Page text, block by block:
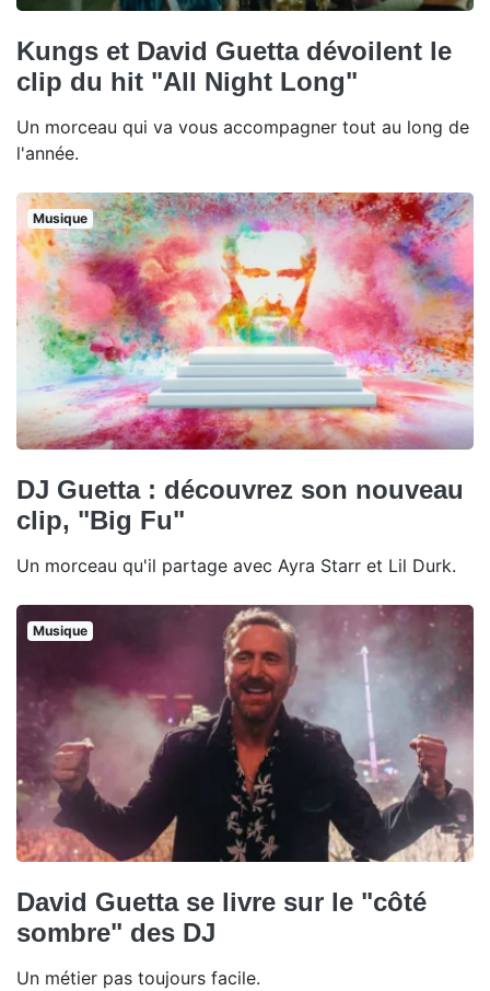
Kungs et David Guetta dévoilent le
clip du hit "All Night Long"
Un morceau qui va vous accompagner tout au long de
l'année.
Musique
DJ Guetta : découvrez son nouveau
clip, "Big Fu"
Un morceau qu'il partage avec Ayra Starr et Lil Durk.
Musique
David Guetta se livre sur le "côté
sombre" des DJ
Un métier pas toujours facile.